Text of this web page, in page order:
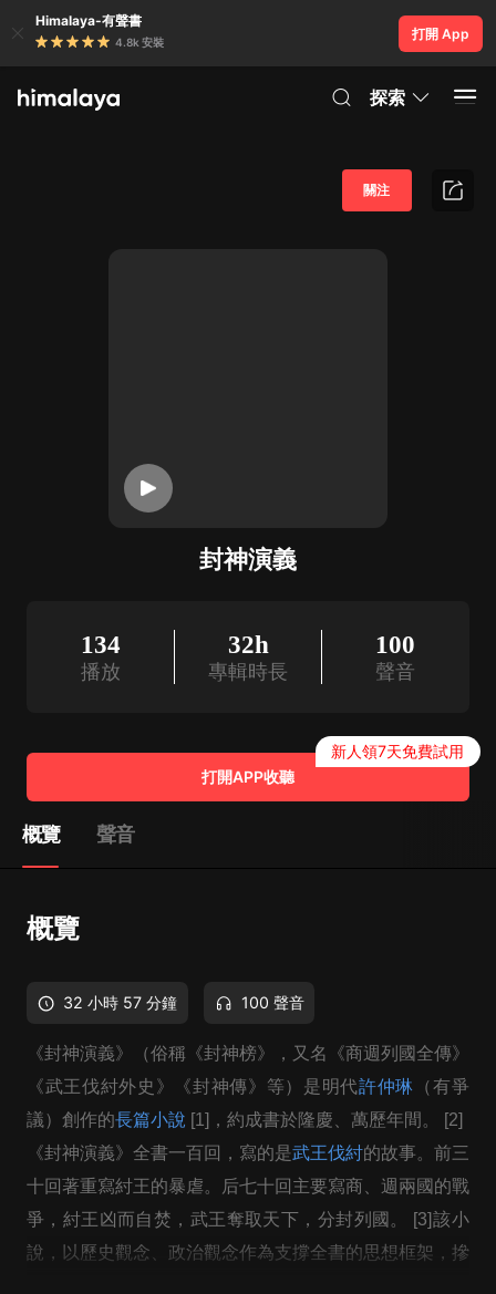
Himalaya-有聲書
4.8k 安裝
打開 App
探索
封神演義
關注
134
播放
32h
專輯時長
100
聲音
打開APP收聽
新人領7天免費試用
概覽 聲音
概覽
32 小時 57 分鐘 100 聲音
《封神演義》（俗稱《封神榜》，又名《商週列國全傳》
《武王伐紂外史》《封神傳》等）是明代許仲琳 （有爭
議）創作的長篇小說 [1] ，約成書於隆慶、萬歷年間。
[2]
《封神演義》全書一百回，寫的是武王伐紂的故事。前三
十回著重寫紂王的暴虐。后七十回主要寫商、週兩國的戰
爭，紂王凶而自焚，武王奪取天下，分封列國。
[3]該小
說，以歷史觀念、政治觀念作為支撐全書的思想框架，摻